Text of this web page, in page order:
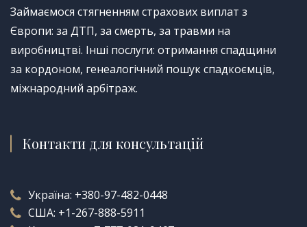
Займаємося стягненням страхових виплат з
Європи: за ДТП, за смерть, за травми на
виробництві. Інші послуги: отримання спадщини
за кордоном, генеалогічний пошук спадкоємців,
міжнародний арбітраж.
Контакти для консультацій
Україна: +380-97-482-0448
США: +1-267-888-5911